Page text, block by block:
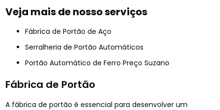
Veja mais de nosso serviços
Fábrica de Portão de Aço
Serralheria de Portão Automáticos
Portão Automático de Ferro Preço Suzano
Fábrica de Portão
A fábrica de portão é essencial para desenvolver um